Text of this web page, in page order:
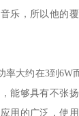
乐，所以他的
率大约在3到6W
能够具有不张
用的广泛，使